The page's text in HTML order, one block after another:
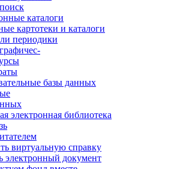
каталоги
картотеки и каталоги
периодики
базы данных
электронная библиотека
виртуальную справку
электронный документ